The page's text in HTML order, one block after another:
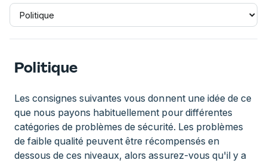
Politique
Les consignes suivantes vous donnent une idée de ce
que nous payons habituellement pour différentes
catégories de problèmes de sécurité. Les problèmes
de faible qualité peuvent être récompensés en
dessous de ces niveaux, alors assurez-vous qu'il y a